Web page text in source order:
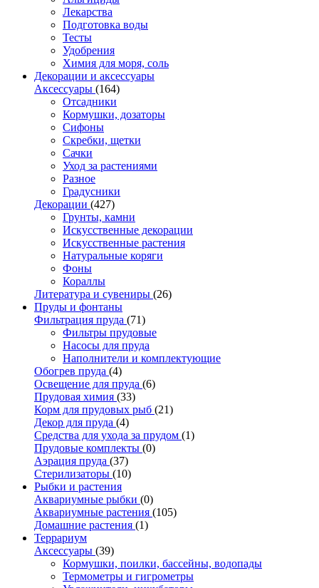
Лекарства
Подготовка воды
Тесты
Удобрения
Химия для моря, соль
Декорации и аксессуары
Аксессуары (164)
Отсадники
Кормушки, дозаторы
Сифоны
Скребки, щетки
Сачки
Уход за растениями
Разное
Градусники
Декорации (427)
Грунты, камни
Искусственные декорации
Искусственные растения
Натуральные коряги
Фоны
Кораллы
Литература и сувениры (26)
Пруды и фонтаны
Фильтрация пруда (71)
Фильтры прудовые
Насосы для пруда
Наполнители и комплектующие
Обогрев пруда (4)
Освещение для пруда (6)
Прудовая химия (33)
Корм для прудовых рыб (21)
Декор для пруда (4)
Средства для ухода за прудом (1)
Прудовые комплекты (0)
Аэрация пруда (37)
Стерилизаторы (10)
Рыбки и растения
Аквариумные рыбки (0)
Аквариумные растения (105)
Домашние растения (1)
Террариум
Аксессуары (39)
Кормушки, поилки, бассейны, водопады
Термометры и гигрометры